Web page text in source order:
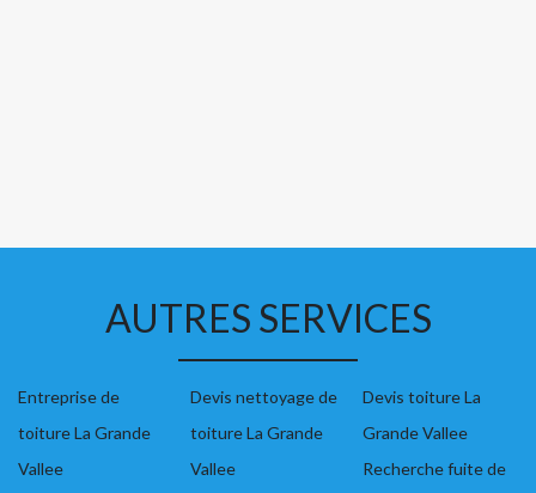
AUTRES SERVICES
Entreprise de
toiture La Grande
Vallee
Devis nettoyage de
toiture La Grande
Vallee
Devis toiture La
Grande Vallee
Recherche fuite de